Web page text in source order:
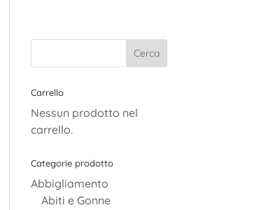
Carrello
Nessun prodotto nel
carrello.
Categorie prodotto
Abbigliamento
Abiti e Gonne